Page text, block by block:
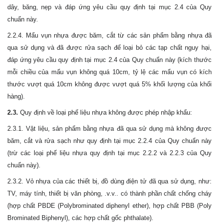
dây, băng, nẹp và đáp ứng yêu cầu quy định tại mục 2.4 của Quy
chuẩn này.
2.2.4. Mẩu vụn nhựa được băm, cắt từ các sản phẩm bằng nhựa đã
qua sử dụng và đã được rửa sạch để loại bỏ các tạp chất nguy hại,
đáp ứng yêu cầu quy định tại mục 2.4 của Quy chuẩn này (kích thước
mỗi chiều của mẩu vụn không quá 10cm, tỷ lệ các mẩu vụn có kích
thước vượt quá 10cm không được vượt quá 5% khối lượng của khối
hàng).
2.3. Quy định về loại phế liệu nhựa không được phép nhập khẩu:
2.3.1. Vật liệu, sản phẩm bằng nhựa đã qua sử dụng mà không được
băm, cắt và rửa sạch như quy định tại mục 2.2.4 của Quy chuẩn này
(trừ các loại phế liệu nhựa quy định tại mục 2.2.2 và 2.2.3 của Quy
chuẩn này).
2.3.2. Vỏ nhựa của các thiết bị, đồ dùng điện tử đã qua sử dụng, như:
TV, máy tính, thiết bị văn phòng, .v.v.. có thành phần chất chống cháy
(hợp chất PBDE (Polybrominated diphenyl ether), hợp chất PBB (Poly
Brominated Biphenyl), các hợp chất gốc phthalate).